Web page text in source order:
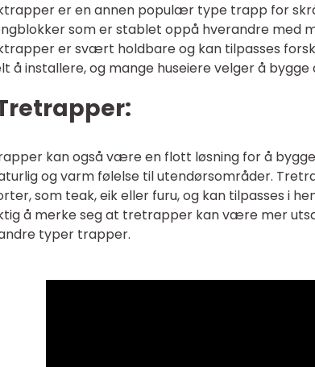
er en annen populær type trapp for
som er stablet oppå hverandre med
er svært holdbare og kan tilpasses
å installere, og mange huseiere velger å bygge
kan også være en flott løsning for å
og varm følelse til utendørsområder.
som teak, eik eller furu, og kan tilpasses i
å merke seg at tretrapper kan være mer
typer trapper.